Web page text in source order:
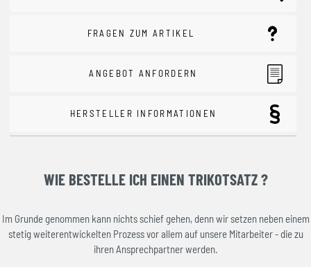
FRAGEN ZUM ARTIKEL
ANGEBOT ANFORDERN
HERSTELLER INFORMATIONEN
WIE BESTELLE ICH EINEN TRIKOTSATZ ?
Im Grunde genommen kann nichts schief gehen, denn wir setzen neben einem
stetig weiterentwickelten Prozess vor allem auf unsere Mitarbeiter - die zu
ihren Ansprechpartner werden.